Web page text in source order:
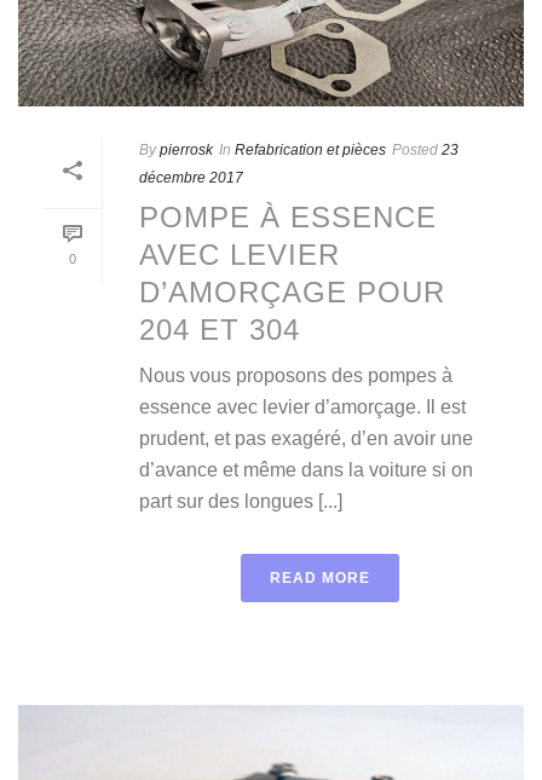
0
By pierrosk In Refabrication et pièces Posted 23
décembre 2017
POMPE À ESSENCE
AVEC LEVIER
D’AMORÇAGE POUR
204 ET 304
Nous vous proposons des pompes à
essence avec levier d’amorçage. Il est
prudent, et pas exagéré, d’en avoir une
d’avance et même dans la voiture si on
part sur des longues [...]
READ MORE